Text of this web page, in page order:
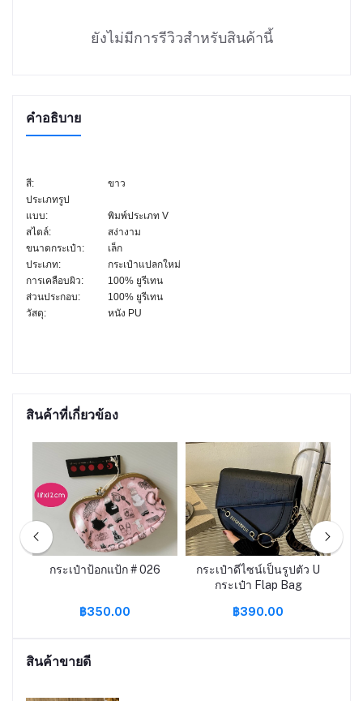
ยังไม่มีการรีวิวสำหรับสินค้านี้
คำอธิบาย
สี:
ขาว
ประเภทรูป
แบบ:
พิมพ์ประเภท V
สไตล์:
สง่างาม
ขนาดกระเป๋า:
เล็ก
ประเภท:
กระเป๋าแปลกใหม่
การเคลือบผิว:
100% ยูรีเทน
ส่วนประกอบ:
100% ยูรีเทน
วัสดุ:
หนัง PU
สินค้าที่เกี่ยวข้อง
กระเป๋าป้อกแป้ก # 026
฿350.00
กระเป๋าดีไซน์เป็นรูปตัว U
กระเป๋า Flap Bag
฿390.00
สินค้าขายดี